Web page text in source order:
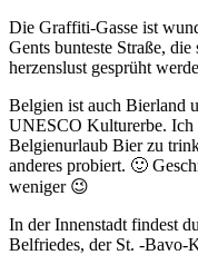
Die Graffiti-Gasse ist
Gents bunteste Straße,
herzenslust gesprüht
Belgien ist auch Bierland
UNESCO Kulturerbe. Ich
Belgienurlaub Bier zu
anderes probiert. 🙂
weniger 😉
In der Innenstadt findest
Belfriedes, der St. -Bavo-